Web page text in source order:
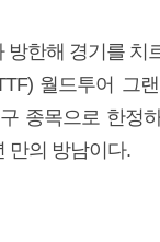
방한해 경기를 치
월드투어 그
종목으로 한정
만의 방남이다.